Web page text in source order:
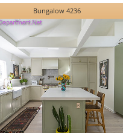
Bungalow 4236